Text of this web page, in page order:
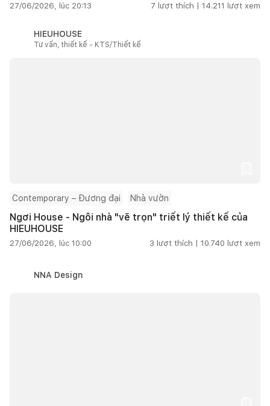
27/06/2026, lúc 20:13 7 lượt thích | 14.211 lượt xem
HIEUHOUSE
Tư vấn, thiết kế - KTS/Thiết kế
Contemporary – Đương đại Nhà vườn
Ngơi House - Ngôi nhà "vẽ trọn" triết lý thiết kế của
HIEUHOUSE
27/06/2026, lúc 10:00 3 lượt thích | 10.740 lượt xem
NNA Design